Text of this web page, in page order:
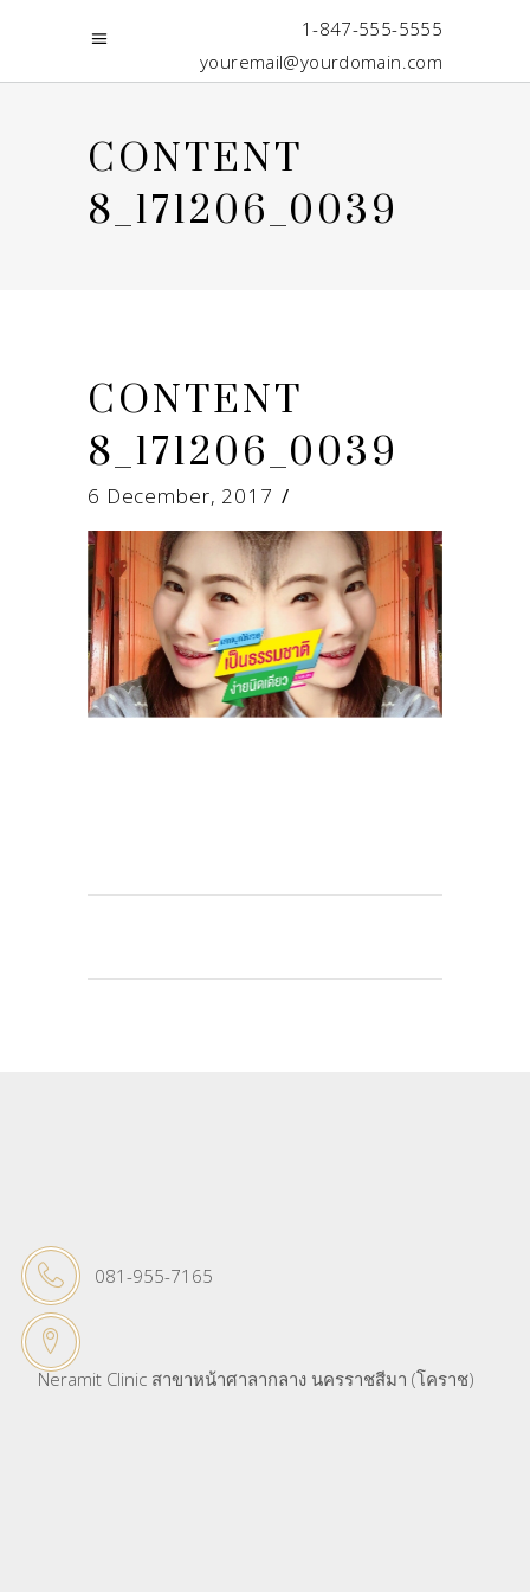
1-847-555-5555
youremail@yourdomain.com
CONTENT
8_171206_0039
CONTENT
8_171206_0039
6 December, 2017
081-955-7165
Neramit Clinic สาขาหน้าศาลากลาง นครราชสีมา (โคราช)